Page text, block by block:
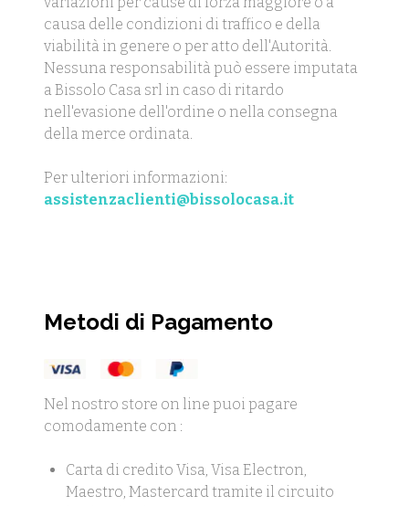
causa delle condizioni di traffico e della
viabilità in genere o per atto dell'Autorità.
Nessuna responsabilità può essere imputata
a Bissolo Casa srl in caso di ritardo
nell'evasione dell'ordine o nella consegna
della merce ordinata.
Per ulteriori informazioni:
assistenzaclienti@bissolocasa.it
Metodi di Pagamento
Nel nostro store on line puoi pagare
comodamente con :
Carta di credito Visa, Visa Electron,
Maestro, Mastercard tramite il circuito